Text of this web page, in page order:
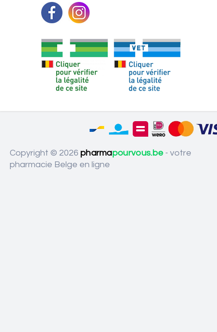
Copyright © 2026 pharmapourvous.be - votre
pharmacie Belge en ligne